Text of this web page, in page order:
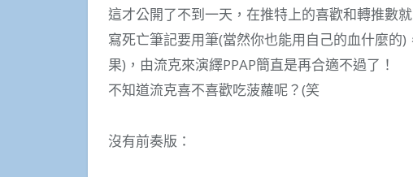
這才公開了不到一天，在推特上的喜歡和轉推數
寫死亡筆記要用筆(當然你也能用自己的血什麼的
果)，由流克來演繹PPAP簡直是再合適不過了！
不知道流克喜不喜歡吃菠蘿呢？(笑
沒有前奏版：